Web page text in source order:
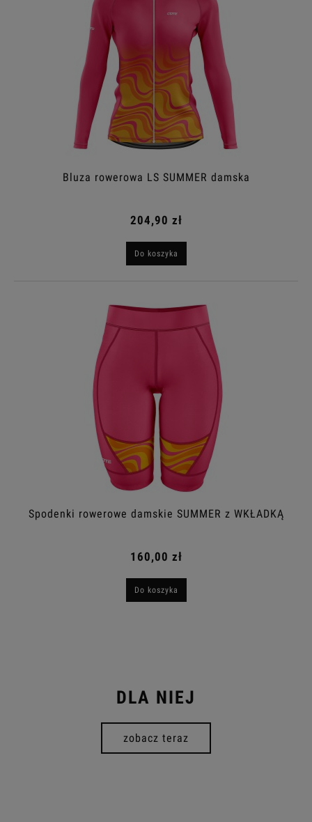
Bluza rowerowa LS SUMMER damska
204,90 zł
Do koszyka
Spodenki rowerowe damskie SUMMER z WKŁADKĄ
160,00 zł
Do koszyka
DLA NIEJ
zobacz teraz